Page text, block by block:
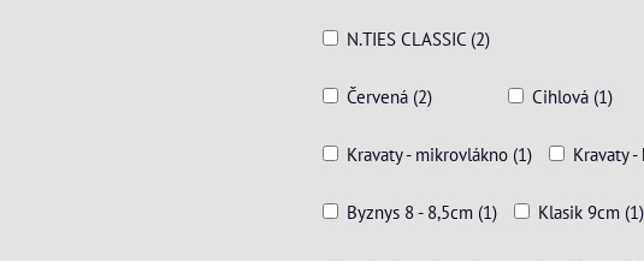
N.TIES CLASSIC (2)
Červená (2) Cihlová (1)
Kravaty - mikrovlákno (1) Kravaty
Byznys 8 - 8,5cm (1) Klasik 9cm (1)